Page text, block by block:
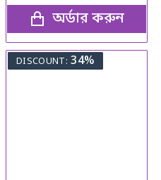
অর্ডার করুন
DISCOUNT: 34%